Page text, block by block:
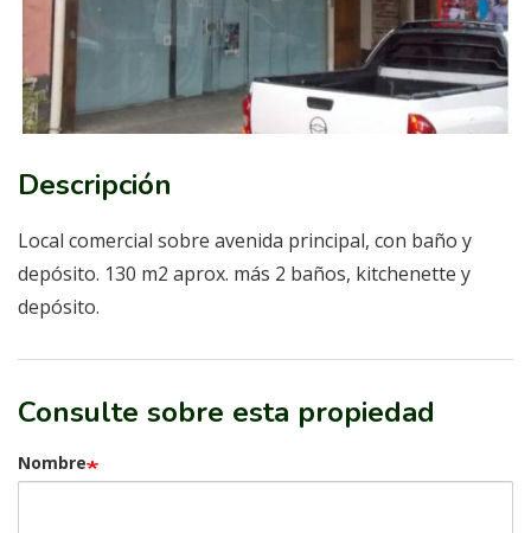
Descripción
Local comercial sobre avenida principal, con baño y
depósito. 130 m2 aprox. más 2 baños, kitchenette y
depósito.
Consulte sobre esta propiedad
Nombre